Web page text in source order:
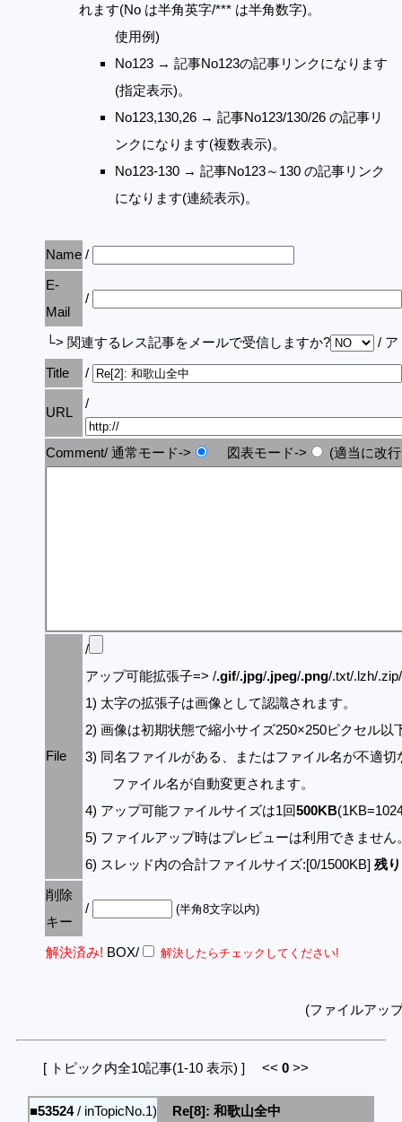
れます(No は半角英字/*** は半角数字)。
使用例)
No123 → 記事No123の記事リンクになります
(指定表示)。
No123,130,26 → 記事No123/130/26 の記事リ
ンクになります(複数表示)。
No123-130 → 記事No123～130 の記事リンク
になります(連続表示)。
Name /
E-
Mail
/
└> 関連するレス記事をメールで受信しますか?
/ ア
Title
/
URL
/
Comment/ 通常モード-> 図表モード-> (適当に改
File
/
アップ可能拡張子=> /.gif/.jpg/.jpeg/.png/.txt/.lzh/
1) 太字の拡張子は画像として認識されます。
2) 画像は初期状態で縮小サイズ250×250ピクセル以
3) 同名ファイルがある、またはファイル名が不適切
ファイル名が自動変更されます。
4) アップ可能ファイルサイズは1回500KB
5) ファイルアップ時はプレビューは利用できません
6) スレッド内の合計ファイルサイズ:[0/1500KB] 残
削除
キー
/ (半角8文字以内)
解決済み! BOX/ 解決したらチェックしてください!
(ファイルアッ
[ トピック内全10記事(1-10 表示) ] << 0 >>
■53524/ inTopicNo.1) Re[8]: 和歌山全中